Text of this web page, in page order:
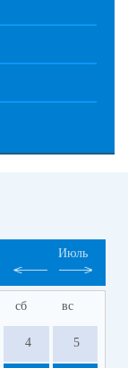
Июль
сб вс
4 5